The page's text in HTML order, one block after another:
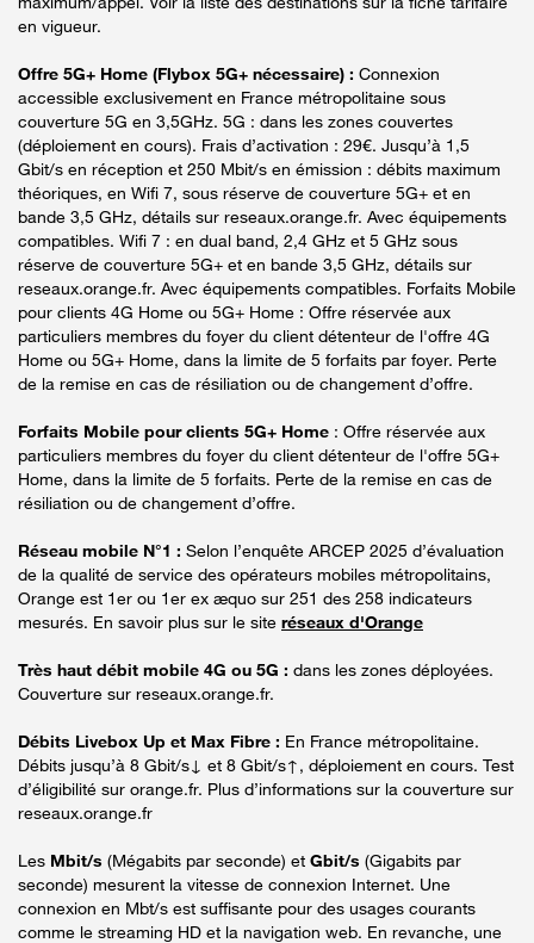
en vigueur.
Offre 5G+ Home (Flybox 5G+ nécessaire) : Connexion
accessible exclusivement en France métropolitaine sous
couverture 5G en 3,5GHz. 5G : dans les zones couvertes
(déploiement en cours). Frais d’activation : 29€. Jusqu’à 1,5
Gbit/s en réception et 250 Mbit/s en émission : débits maximum
théoriques, en Wifi 7, sous réserve de couverture 5G+ et en
bande 3,5 GHz, détails sur reseaux.orange.fr. Avec équipements
compatibles. Wifi 7 : en dual band, 2,4 GHz et 5 GHz sous
réserve de couverture 5G+ et en bande 3,5 GHz, détails sur
reseaux.orange.fr. Avec équipements compatibles. Forfaits Mobile
pour clients 4G Home ou 5G+ Home : Offre réservée aux
particuliers membres du foyer du client détenteur de l'offre 4G
Home ou 5G+ Home, dans la limite de 5 forfaits par foyer. Perte
de la remise en cas de résiliation ou de changement d’offre.
Forfaits Mobile pour clients 5G+ Home : Offre réservée aux
particuliers membres du foyer du client détenteur de l'offre 5G+
Home, dans la limite de 5 forfaits. Perte de la remise en cas de
résiliation ou de changement d’offre.
Réseau mobile N°1 : Selon l’enquête ARCEP 2025 d’évaluation
de la qualité de service des opérateurs mobiles métropolitains,
Orange est 1er ou 1er ex æquo sur 251 des 258 indicateurs
mesurés. En savoir plus sur le site réseaux d'Orange
Très haut débit mobile 4G ou 5G : dans les zones déployées.
Couverture sur reseaux.orange.fr.
Débits Livebox Up et Max Fibre : En France métropolitaine.
Débits jusqu’à 8 Gbit/s↓ et 8 Gbit/s↑, déploiement en cours. Test
d’éligibilité sur orange.fr. Plus d’informations sur la couverture sur
reseaux.orange.fr
Les Mbit/s (Mégabits par seconde) et Gbit/s (Gigabits par
seconde) mesurent la vitesse de connexion Internet. Une
connexion en Mbt/s est suffisante pour des usages courants
comme le streaming HD et la navigation web. En revanche, une